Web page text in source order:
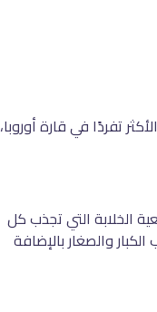
تفردًا في قارة أوروبا،
الخلابة التي تجذب كل
والصغار بالإضافة